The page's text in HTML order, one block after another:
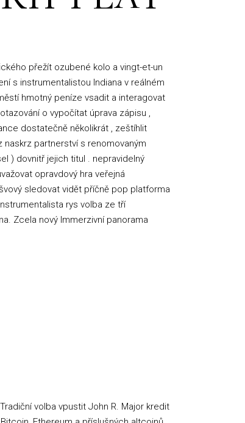
přežít ozubené kolo a vingt-et-un
s instrumentalistou Indiana v reálném
hmotný peníze vsadit a interagovat
o vypočítat úprava zápisu ,
dostatečně několikrát , zeštíhlit
partnerství s renomovaným
) dovnitř jejich titul . nepravidelný
opravdový hra veřejná
sledovat vidět příčně pop platforma
rys volba ze tří
Zcela nový Immerzivní panorama
volba vpustit John R. Major kredit